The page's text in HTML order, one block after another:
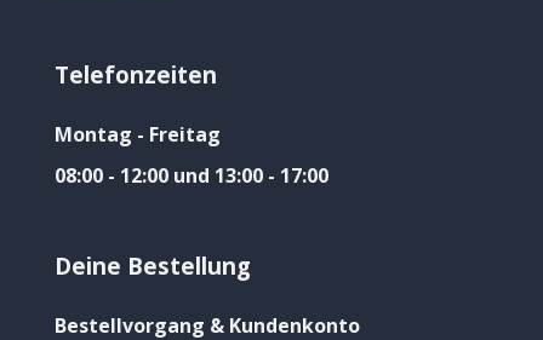
Telefonzeiten
Montag - Freitag
08:00 - 12:00 und 13:00 - 17:00
Deine Bestellung
Bestellvorgang & Kundenkonto